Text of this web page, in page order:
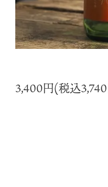
3,400円(税込